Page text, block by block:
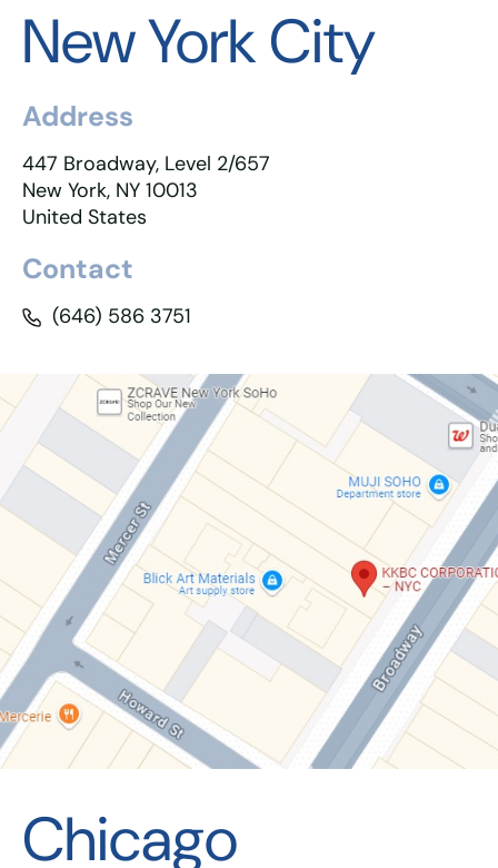
New York City
Address
447 Broadway, Level 2/657
New York, NY 10013
United States
Contact
(646) 586 3751
Chicago